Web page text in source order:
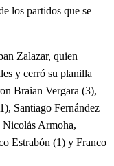
los partidos que se
Zalazar, quien
y cerró su planilla
Braian Vergara (3),
Santiago Fernández
Nicolás Armoha,
Estrabón (1) y Franco